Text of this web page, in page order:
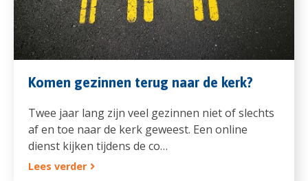
Komen gezinnen terug naar de kerk?
Twee jaar lang zijn veel gezinnen niet of slechts
af en toe naar de kerk geweest. Een online
dienst kijken tijdens de co…
Lees verder